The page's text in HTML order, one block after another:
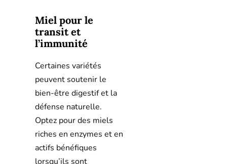
Miel pour le
transit et
l’immunité
Certaines variétés
peuvent soutenir le
bien-être digestif et la
défense naturelle.
Optez pour des miels
riches en enzymes et en
actifs bénéfiques
lorsqu’ils sont